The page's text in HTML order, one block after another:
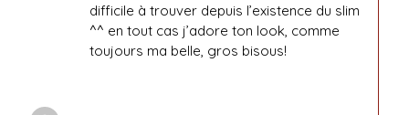
difficile à trouver depuis l’existence du slim
^^ en tout cas j’adore ton look, comme
toujours ma belle, gros bisous!